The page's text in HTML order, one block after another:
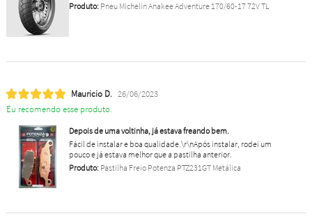
Produto:Pneu Michelin Anakee Adventure 170/60-17 72V TL
Mauricio D. 26/06/2023
Eu recomendo esse produto.
Depois de uma voltinha, já estava freando bem.
Fácil de instalar e boa qualidade.\r\nApós instalar, rodei um
pouco e já estava melhor que a pastilha anterior.
Produto:Pastilha Freio Potenza PTZ231GT Metálica